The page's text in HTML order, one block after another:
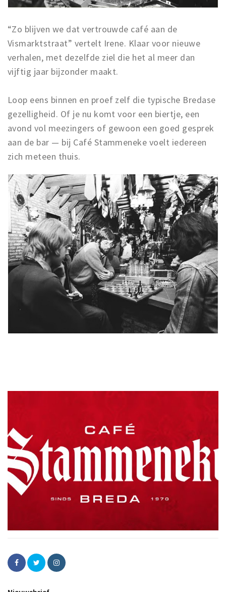
“Zo blijven we dat vertrouwde café aan de
Vismarktstraat” vertelt Irene. Klaar voor nieuwe
verhalen, met dezelfde ziel die het al meer dan
vijftig jaar bijzonder maakt.
Loop eens binnen en proef zelf die typische Bredase
gezelligheid. Of je nu komt voor een biertje, een
avond vol meezingers of gewoon een goed gesprek
aan de bar — bij Café Stammeneke voelt iedereen
zich meteen thuis.